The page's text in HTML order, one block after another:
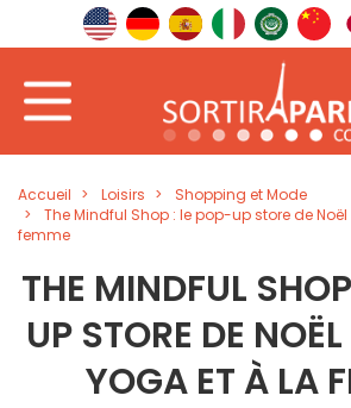
Accueil Loisirs
Shopping et Mode
The Mindful Shop : le pop-up store de
femme
THE MINDFUL
UP STORE DE
YOGA ET À LA